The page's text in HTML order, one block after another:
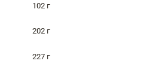
102 г
202 г
227 г